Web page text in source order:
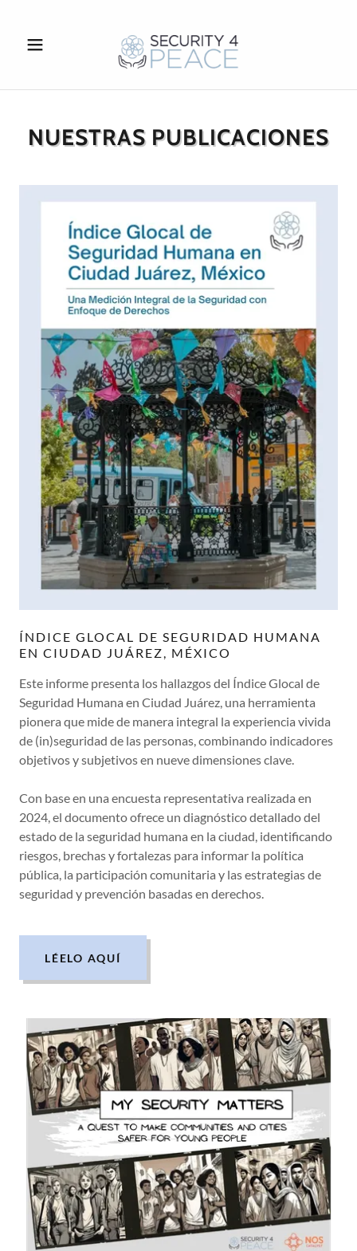
NUESTRAS PUBLICACIONES
ÍNDICE GLOCAL DE SEGURIDAD HUMANA
EN CIUDAD JUÁREZ, MÉXICO
Este informe presenta los hallazgos del Índice Glocal de
Seguridad Humana en Ciudad Juárez, una herramienta
pionera que mide de manera integral la experiencia vivida
de (in)seguridad de las personas, combinando indicadores
objetivos y subjetivos en nueve dimensiones clave.
Con base en una encuesta representativa realizada en
2024, el documento ofrece un diagnóstico detallado del
estado de la seguridad humana en la ciudad, identificando
riesgos, brechas y fortalezas para informar la política
pública, la participación comunitaria y las estrategias de
seguridad y prevención basadas en derechos.
LÉELO AQUÍ